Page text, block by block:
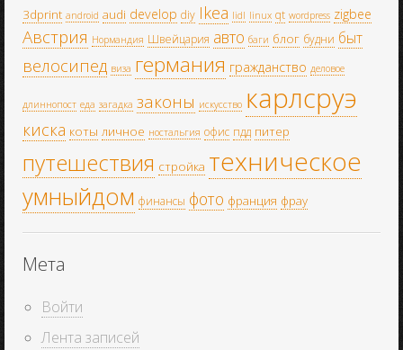
3dprint android audi develop diy Ikea lidl linux qt wordpress zigbee
Австрия Нормандия Швейцария авто баги блог будни быт
велосипед виза германия гражданство деловое
длиннопост еда загадка законы искусство карлсруэ
киска коты личное ностальгия офис пдд питер
путешествия стройка техническое
умныйдом финансы фото франция фрау
Мета
Войти
Лента записей